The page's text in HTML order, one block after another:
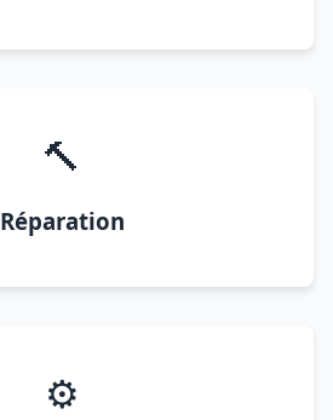
🔨
Réparation
⚙️